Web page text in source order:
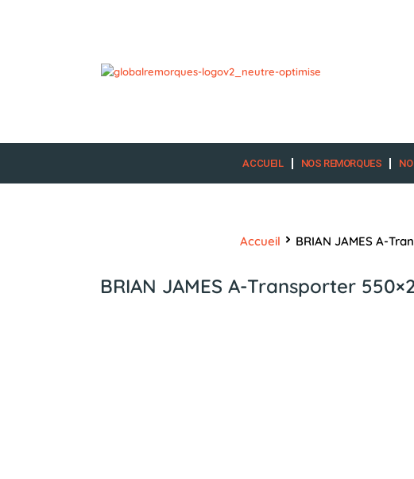
ACCUEIL NOS REMORQUES
BRIAN JAMES A-Transporter
Accueil BRIAN JAMES A-